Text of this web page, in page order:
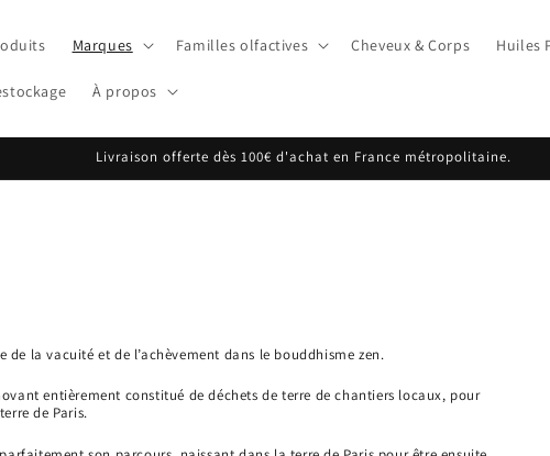
Marques Familles olfactives Cheveux & Corps Huiles
À propos
Livraison offerte dès 100€ d'achat en France métropolitaine.
de la vacuité et de l’achèvement dans le bouddhisme zen.
entièrement constitué de déchets de terre de chantiers locaux, pour
de Paris.